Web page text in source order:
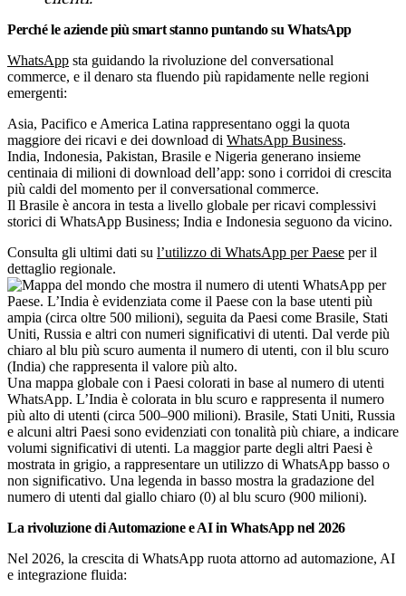
Perché le aziende più smart stanno puntando su WhatsApp
WhatsApp sta guidando la rivoluzione del conversational
commerce, e il denaro sta fluendo più rapidamente nelle regioni
emergenti:
Asia, Pacifico e America Latina rappresentano oggi la quota
maggiore dei ricavi e dei download di WhatsApp Business.
India, Indonesia, Pakistan, Brasile e Nigeria generano insieme
centinaia di milioni di download dell’app: sono i corridoi di crescita
più caldi del momento per il conversational commerce.
Il Brasile è ancora in testa a livello globale per ricavi complessivi
storici di WhatsApp Business; India e Indonesia seguono da vicino.
Consulta gli ultimi dati su l’utilizzo di WhatsApp per Paese per il
dettaglio regionale.
Una mappa globale con i Paesi colorati in base al numero di utenti
WhatsApp. L’India è colorata in blu scuro e rappresenta il numero
più alto di utenti (circa 500–900 milioni). Brasile, Stati Uniti, Russia
e alcuni altri Paesi sono evidenziati con tonalità più chiare, a indicare
volumi significativi di utenti. La maggior parte degli altri Paesi è
mostrata in grigio, a rappresentare un utilizzo di WhatsApp basso o
non significativo. Una legenda in basso mostra la gradazione del
numero di utenti dal giallo chiaro (0) al blu scuro (900 milioni).
La rivoluzione di Automazione e AI in WhatsApp nel 2026
Nel 2026, la crescita di WhatsApp ruota attorno ad automazione, AI
e integrazione fluida: